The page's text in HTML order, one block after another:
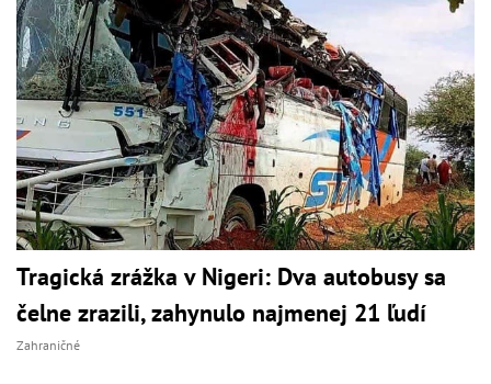
Tragická zrážka v Nigeri: Dva autobusy sa
čelne zrazili, zahynulo najmenej 21 ľudí
Zahraničné